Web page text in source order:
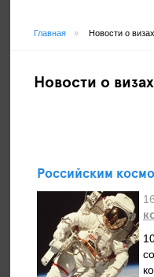
Главная » Новости о визах
Новости о визах
Российским